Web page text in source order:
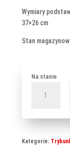
Wymiary
37×26 cm
Stan
Na stanie
Trybunka/
ulotki
-
Kategorie: